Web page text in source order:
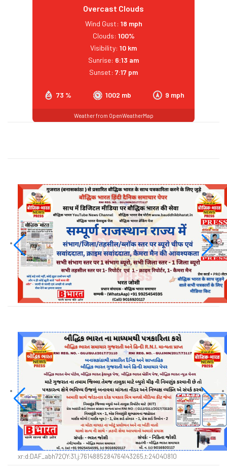
Overcast Clouds
73 % 1002 mb 9 mph
Wind Gust: 18 mph
Clouds: 100%
Visibility: 10 km
Sunrise: 6:13 am
Sunset: 7:17 pm
Weather from OpenWeatherMap
xr:d:DAF_abh72QY:31,j:7614885284764143265,t:24040810